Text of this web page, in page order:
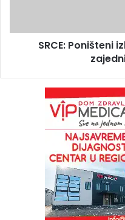
SRCE: Poništeni